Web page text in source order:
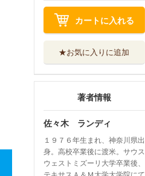
カートに入れる
★お気に入りに追加
著者情報
佐々木 ランディ
１９７６年生まれ、神奈川県出
身。高校卒業後に渡米。サウス
ウェストミズーリ大学卒業後、